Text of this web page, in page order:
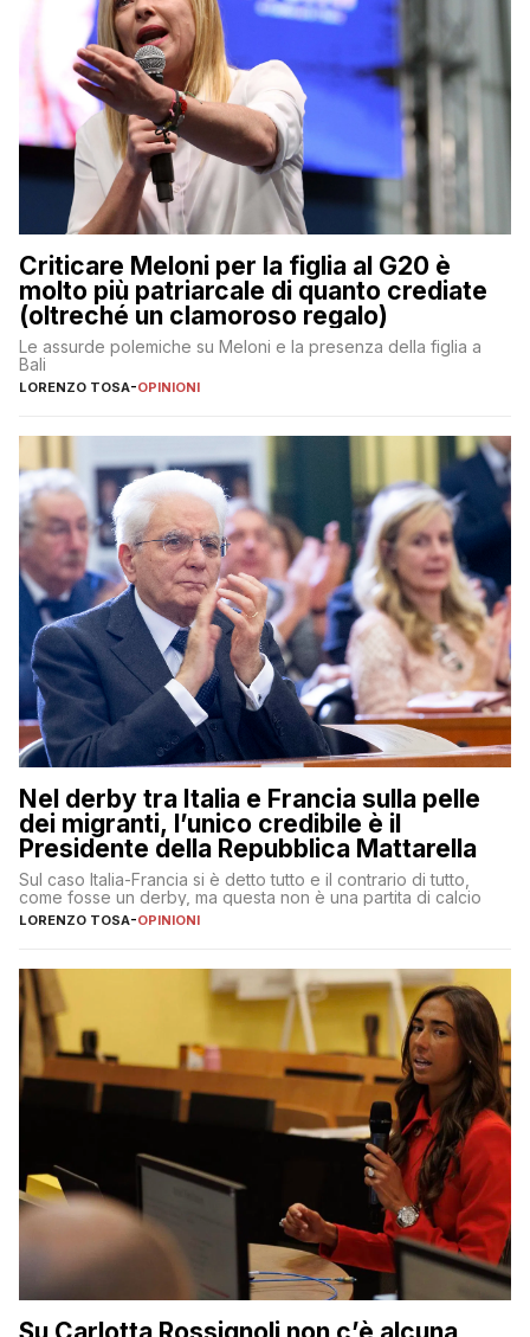
Criticare Meloni per la figlia al G20 è
molto più patriarcale di quanto crediate
(oltreché un clamoroso regalo)
Le assurde polemiche su Meloni e la presenza della figlia a
Bali
LORENZO TOSA-OPINIONI
Nel derby tra Italia e Francia sulla pelle
dei migranti, l’unico credibile è il
Presidente della Repubblica Mattarella
Sul caso Italia-Francia si è detto tutto e il contrario di tutto,
come fosse un derby, ma questa non è una partita di calcio
LORENZO TOSA-OPINIONI